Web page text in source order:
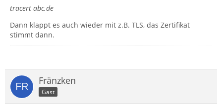
tracert abc.de
Dann klappt es auch wieder mit z.B. TLS, das Zertifikat
stimmt dann.
Fränzken
Gast